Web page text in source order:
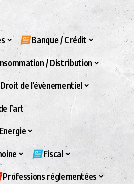
Banque / Crédit
/ Distribution
de l’évènementiel
l’art
Fiscal
Professions réglementées